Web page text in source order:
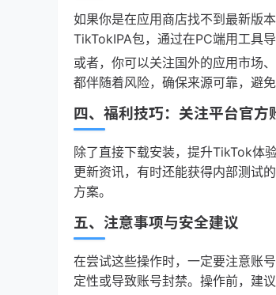
如果你是在应用商店找不到最新版
TikTokIPA包，通过在PC端用工具
或者，你可以关注国外的应用市场
都伴随着风险，确保来源可靠，避
四、福利技巧：关注平台官方
除了直接下载安装，提升TikTok体
更新资讯，有时还能获得内部测试
方案。
五、注意事项与安全建议
在尝试这些操作时，一定要注意账
定性或导致账号封禁。操作前，建